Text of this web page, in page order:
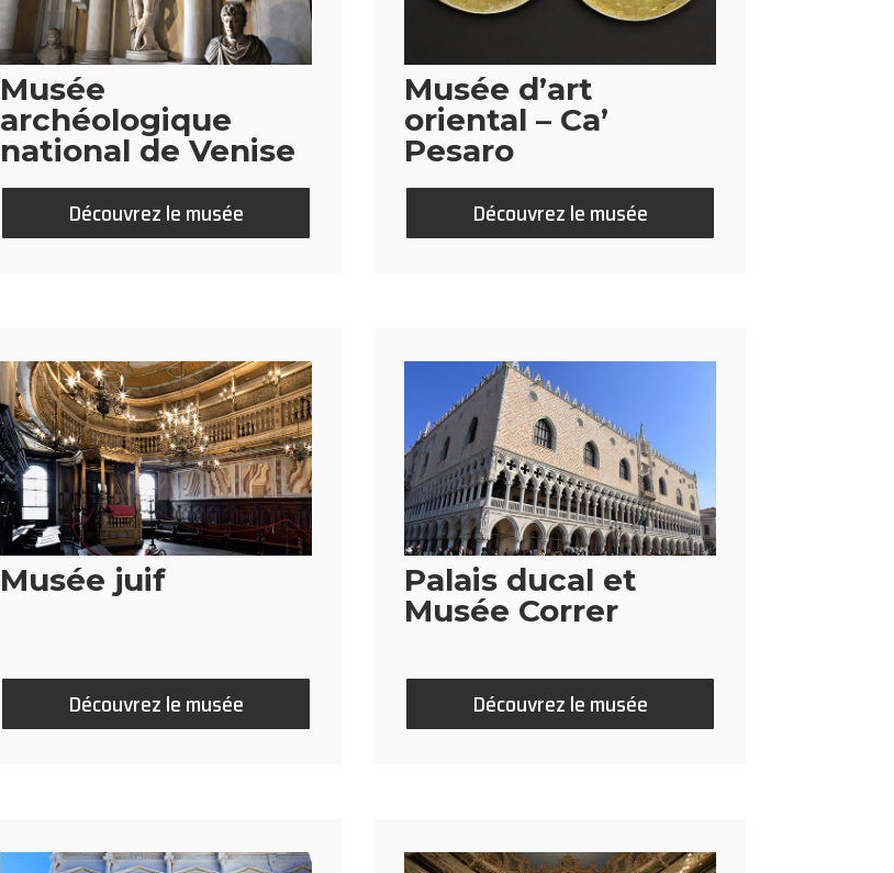
Musée
archéologique
national de Venise
Découvrez le musée
Musée d’art
oriental – Ca’
Pesaro
Découvrez le musée
Musée juif
Découvrez le musée
Palais ducal et
Musée Correr
Découvrez le musée